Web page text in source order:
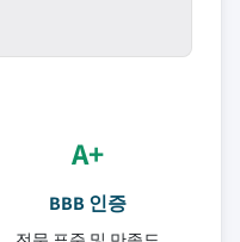
A+
BBB 인증